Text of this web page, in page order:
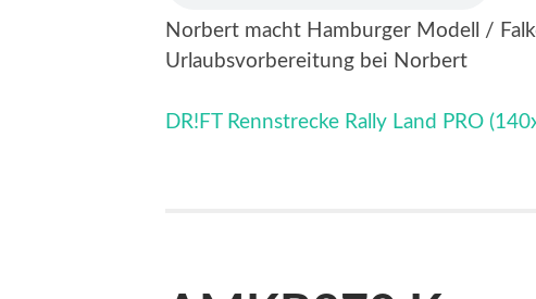
Norbert macht Hamburger Modell /
Urlaubsvorbereitung bei Norbert
DR!FT Rennstrecke Rally Land PRO